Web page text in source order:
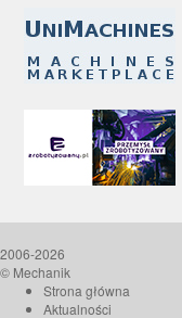
2006-2026
© Mechanik
Strona główna
Aktualności